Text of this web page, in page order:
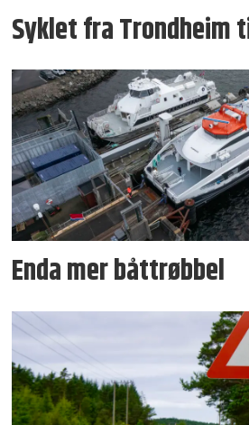
Syklet fra Trondheim
Enda mer båttrøbbel